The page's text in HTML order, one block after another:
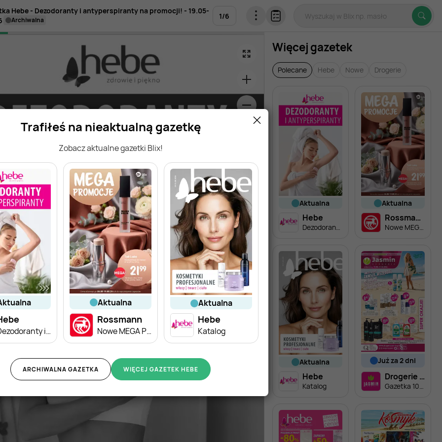
Trafiłeś na nieaktualną gazetkę
Zobacz aktualne gazetki Blix!
aktualna
Dezodoranty i antyperspiranty w niskich cenach
aktualna
Rossmann
Nowe MEGA PROMOCJE - od 6.08
aktualna
Hebe
Katalog
WIĘCEJ GAZETEK HEBE
ARCHIWALNA GAZETKA
Hebe - Dezodoranty i antyperspiranty na promocji! - 19.05-
archiwalna 1/6
Więcej gazetek
Polecane Hebe Nowe Drogerie
aktualna
Hebe
Dezodoranty i antyperspiranty w niskich cenach
aktualna
Rossmann
Nowe MEGA PROMOCJE - od 6.08
aktualna
Hebe
Katalog
już za 2 dni
Drogerie Jasmin
Gazetka 10.08-31.08